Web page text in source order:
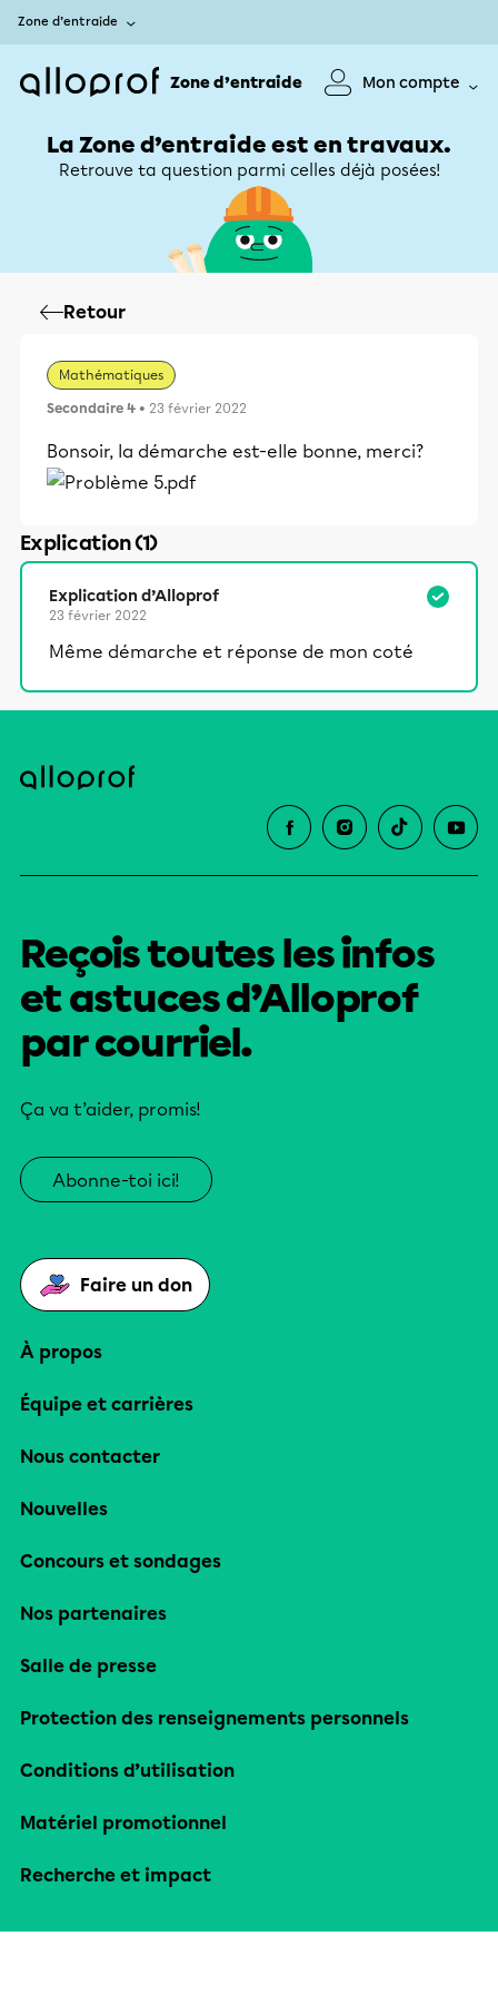
Zone d’entraide
Zone d’entraide Mon compte
La Zone d’entraide est en travaux.
Retrouve ta question parmi celles déjà posées!
Retour
Mathématiques
Secondaire 4 • 23 février 2022
Bonsoir, la démarche est-elle bonne, merci?
Explication (1)
Explication d’Alloprof
23 février 2022
Même démarche et réponse de mon coté
Reçois toutes les infos
et astuces d’Alloprof
par courriel.
Ça va t’aider, promis!
Abonne-toi ici!
Faire un don
À propos
Équipe et carrières
Nous contacter
Nouvelles
Concours et sondages
Nos partenaires
Salle de presse
Protection des renseignements personnels
Conditions d’utilisation
Matériel promotionnel
Recherche et impact